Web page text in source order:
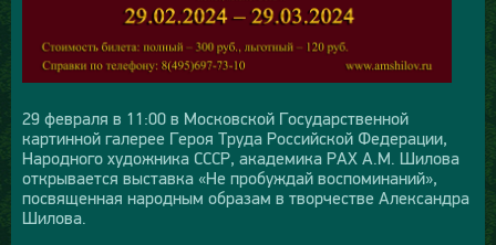
29 февраля в 11:00 в Московской Государственной
картинной галерее Героя Труда Российской Федерации,
Народного художника СССР, академика РАХ А.М. Шилова
открывается выставка «Не пробуждай воспоминаний»,
посвященная народным образам в творчестве Александра
Шилова.